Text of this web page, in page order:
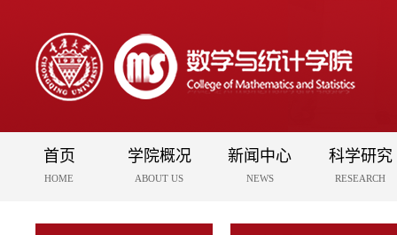
首页
HOME
学院概况
ABOUT US
新闻中心
NEWS
科学研究
RESEARCH